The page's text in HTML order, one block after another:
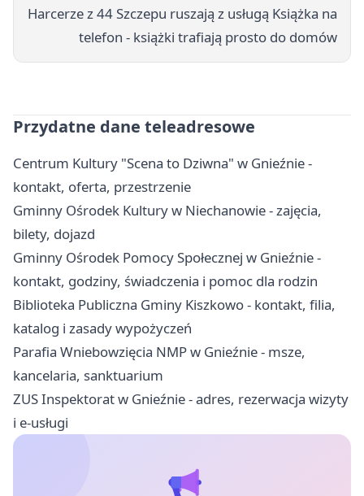
Harcerze z 44 Szczepu ruszają z usługą Książka na
telefon - książki trafiają prosto do domów
Przydatne dane teleadresowe
Centrum Kultury "Scena to Dziwna" w Gnieźnie -
kontakt, oferta, przestrzenie
Gminny Ośrodek Kultury w Niechanowie - zajęcia,
bilety, dojazd
Gminny Ośrodek Pomocy Społecznej w Gnieźnie -
kontakt, godziny, świadczenia i pomoc dla rodzin
Biblioteka Publiczna Gminy Kiszkowo - kontakt, filia,
katalog i zasady wypożyczeń
Parafia Wniebowzięcia NMP w Gnieźnie - msze,
kancelaria, sanktuarium
ZUS Inspektorat w Gnieźnie - adres, rezerwacja wizyty
i e-usługi